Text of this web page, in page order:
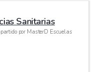
Sanitarias
por MasterD Escuelas